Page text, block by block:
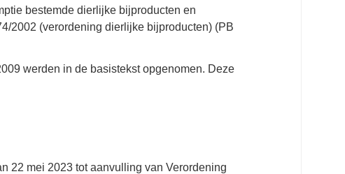
bestemde dierlijke bijproducten en
2002 (verordening dierlijke bijproducten) (PB
werden in de basistekst opgenomen. Deze
22 mei 2023tot aanvulling van Verordening